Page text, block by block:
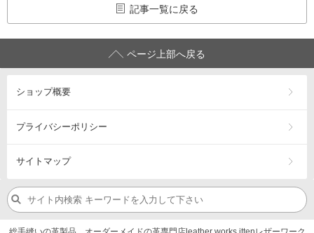
記事一覧に戻る
ページ上部へ戻る
ショップ概要
プライバシーポリシー
サイトマップ